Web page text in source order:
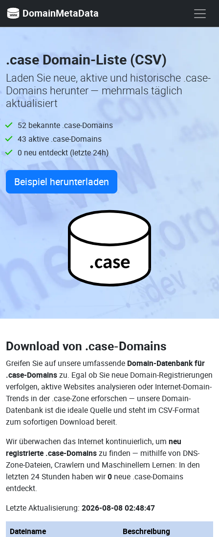
DomainMetaData
.case Domain-Liste (CSV)
Laden Sie neue, aktive und historische .case-
Domains herunter — mehrmals täglich
aktualisiert
52 bekannte .case-Domains
43 aktive .case-Domains
0 neu entdeckt (letzte 24h)
Beispiel herunterladen
.case
Download von .case-Domains
Greifen Sie auf unsere umfassende Domain-Datenbank für
.case-Domainszu. Egal ob Sie neue Domain-Registrierungen
verfolgen, aktive Websites analysieren oder Internet-Domain-
Trends in der .case-Zone erforschen — unsere Domain-
Datenbank ist die ideale Quelle und steht im CSV-Format
zum sofortigen Download bereit.
Wir überwachen das Internet kontinuierlich, um neu
registrierte .case-Domainszu finden — mithilfe von DNS-
Zone-Dateien, Crawlern und Maschinellem Lernen: In den
letzten 24 Stunden haben wir0 neue .case-Domains
entdeckt.
Letzte Aktualisierung: 2026-08-08 02:48:47
Dateiname Beschreibung